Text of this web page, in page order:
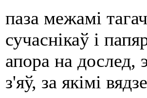
паза межамі
сучаснікаў i
апора на дослед,
з'яў, за якімі